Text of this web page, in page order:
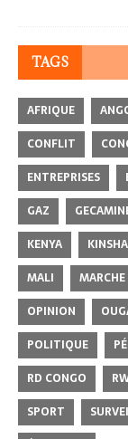
TAGS
AFRIQUE
CONFLIT
ENTREPRISES
GAZ
KENYA
MALI
MARCHE
OPINION
POLITIQUE
RD CONGO
SPORT